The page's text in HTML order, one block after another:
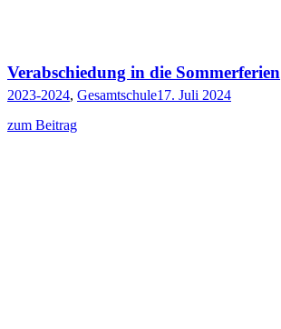
Verabschiedung in die Sommerferien
2023-2024, Gesamtschule17. Juli 2024
zum Beitrag